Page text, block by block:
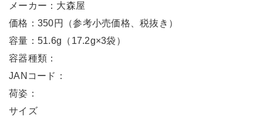
メーカー：大森屋
価格：350円（参考小売価格、税抜き）
容量：51.6g（17.2g×3袋）
容器種類：
JANコード：
荷姿：
サイズ